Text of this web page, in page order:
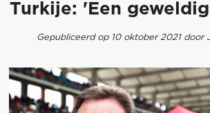
Turkije: 'Een
Gepubliceerd op 10 oktober 2021 door